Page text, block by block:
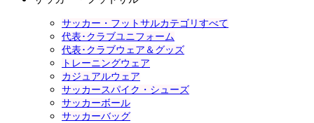
サッカー・フットサルカテゴリすべて
代表･クラブユニフォーム
代表･クラブウェア＆グッズ
トレーニングウェア
カジュアルウェア
サッカースパイク・シューズ
サッカーボール
サッカーバッグ